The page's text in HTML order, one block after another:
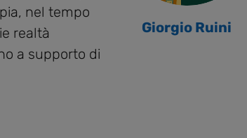
nel tempo
realtà
a supporto di
Giorgio Ruini